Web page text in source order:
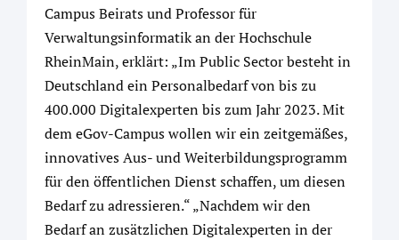
Campus Beirats und Professor für
Verwaltungsinformatik an der Hochschule
RheinMain, erklärt: „Im Public Sector besteht in
Deutschland ein Personalbedarf von bis zu
400.000 Digitalexperten bis zum Jahr 2023. Mit
dem eGov-Campus wollen wir ein zeitgemäßes,
innovatives Aus- und Weiterbildungsprogramm
für den öffentlichen Dienst schaffen, um diesen
Bedarf zu adressieren.“ „Nachdem wir den
Bedarf an zusätzlichen Digitalexperten in der